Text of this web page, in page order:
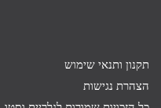
תקנון ותנאי שימוש
הצהרת נגישות